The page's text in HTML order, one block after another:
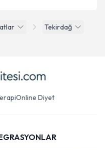
Tekirdağ
Online Diyet